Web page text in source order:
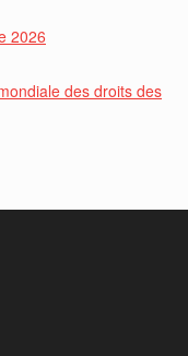
2026
des droits des